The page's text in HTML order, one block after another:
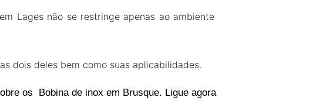
Lages não se restringe apenas ao ambiente
dois deles bem como suas aplicabilidades.
os Bobina de inox em Brusque. Ligue agora